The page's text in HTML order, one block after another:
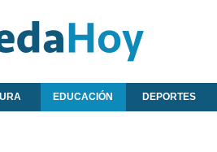
EDUCACIÓN DEPORTES